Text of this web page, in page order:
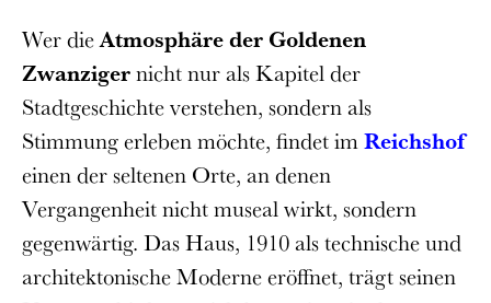
Wer dieAtmosphäre der Goldenen
Zwanzigernicht nur als Kapitel der
Stadtgeschichte verstehen, sondern als
Stimmung erleben möchte, findet imReichshof
einen der seltenen Orte, an denen
Vergangenheit nicht museal wirkt, sondern
gegenwärtig. Das Haus, 1910 als technische und
architektonische Moderne eröffnet, trägt seinen